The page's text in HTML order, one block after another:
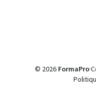
© 2026 FormaPro·